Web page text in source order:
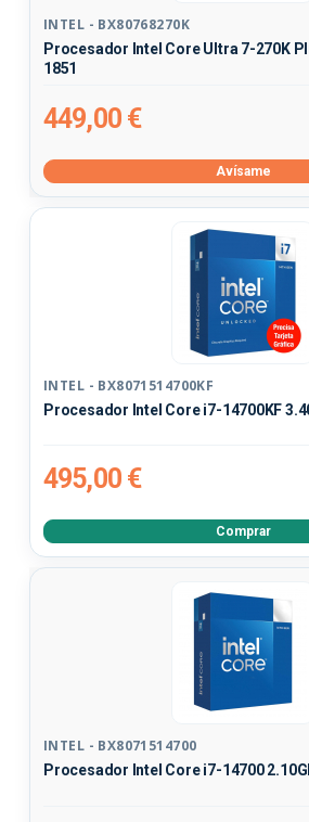
INTEL - BX80768270K
Procesador Intel Core Ultra 7-270K
1851
449,00 €
Avísame
INTEL - BX8071514700KF
Procesador Intel Core i7-14700KF
495,00 €
Comprar
INTEL - BX8071514700
Procesador Intel Core i7-14700